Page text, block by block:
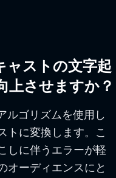
ャストの文字起
上させますか？
ルゴリズムを使用し
トに変換します。こ
しに伴うエラーが軽
オーディエンスにと